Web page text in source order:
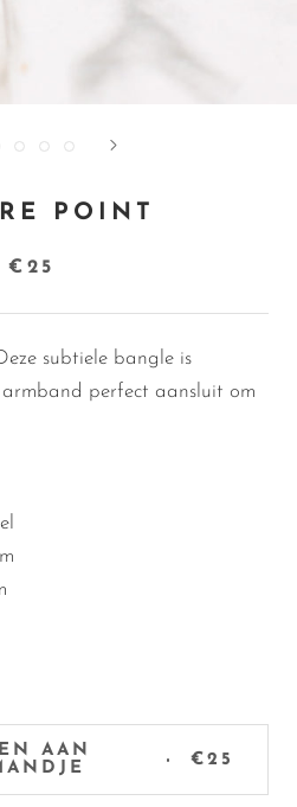
POINT
€25
subtiele bangle is
perfect aansluit om
AAN
€25